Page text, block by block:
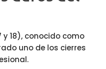
y 18), conocido como
uno de los cierres